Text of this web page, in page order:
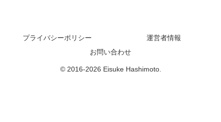
プライバシーポリシー
運営者情報
お問い合わせ
© 2016-2026 Eisuke Hashimoto.